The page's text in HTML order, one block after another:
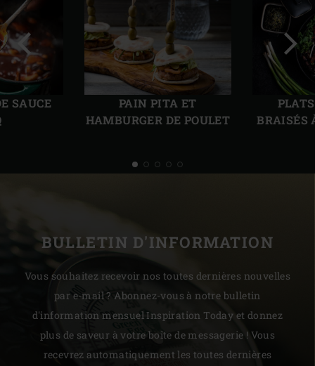
SAUCE
PAIN PITA ET
HAMBURGER DE POULET
BRAISÉS
Diapo
précédente
BULLETIN D'INFORMATION
Vous souhaitez recevoir nos toutes dernières nouvelles
par e-mail ? Abonnez-vous à notre bulletin
d'information mensuel Inspiration Today et donnez
plus de saveur à votre boîte de messagerie ! Vous
recevrez automatiquement les toutes dernières